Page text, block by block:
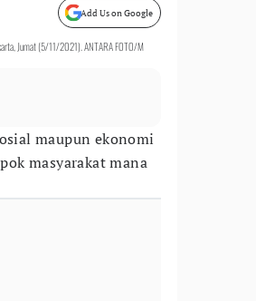
Add Us on Google
Jumat (5/11/2021). ANTARA FOTO/M
maupun ekonomi
masyarakat mana